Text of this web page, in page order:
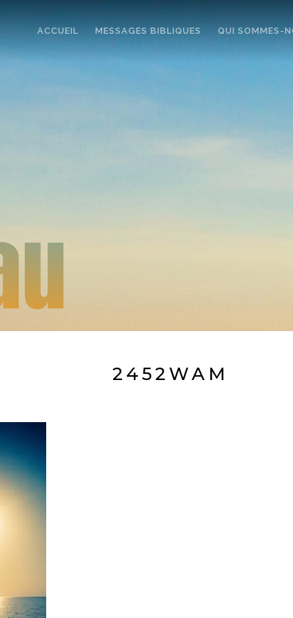
ACCUEIL MESSAGES BIBLIQUES QUI SOMMES-
2452WAM